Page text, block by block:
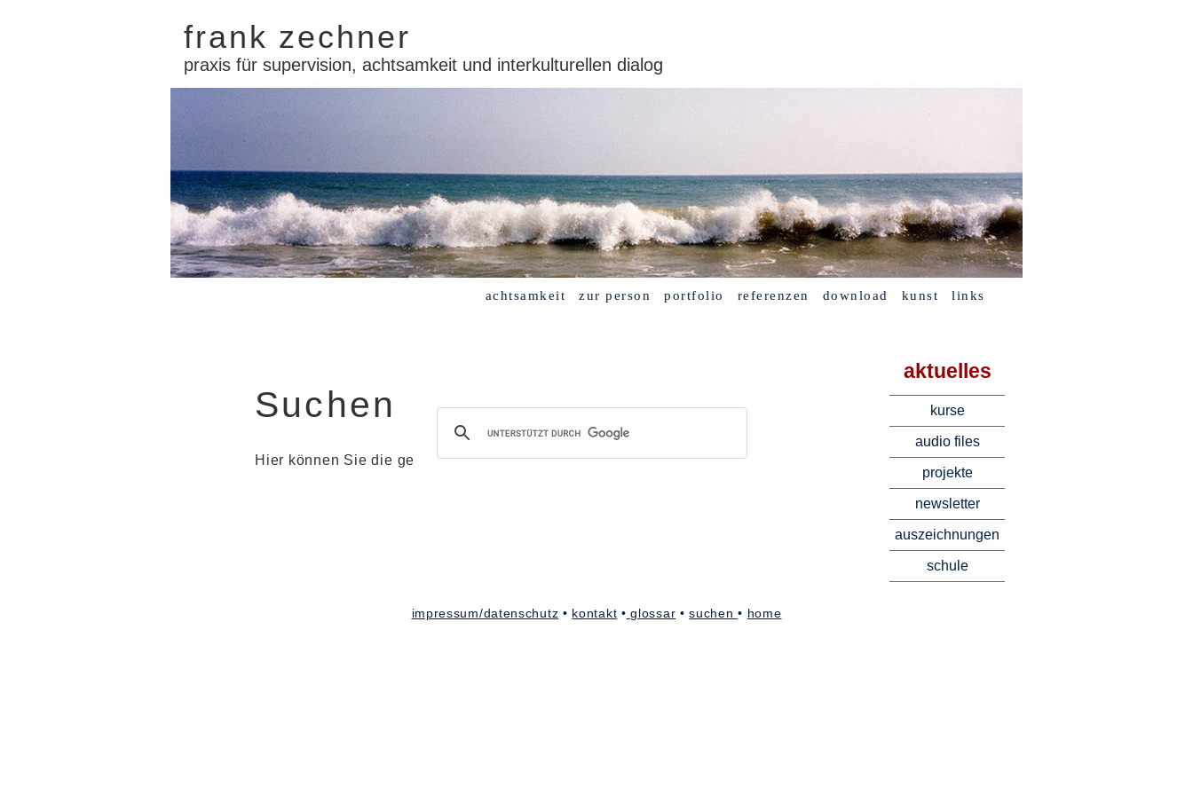
frank zechner
praxis für supervision, achtsamkeit und interkulturellen dialog
achtsamkeit zur person portfolio referenzen download kunst links
aktuelles
kurse
audio files
projekte
newsletter
auszeichnungen
schule
Suchen
Hier können Sie die gesamte Homepage nach Suchbegriffen absuchen
impressum/datenschutz • kontakt • glossar •suchen• home